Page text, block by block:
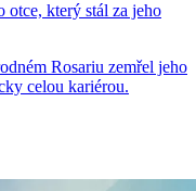
otce, který stál za jeho
Rosariu zemřel jeho
celou kariérou.